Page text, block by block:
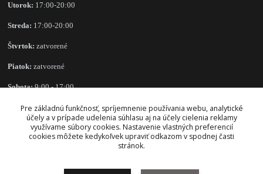
Utorok: 17:00-20:00
Streda: 17:00-20:00
Štvrtok: zatvorené
Piatok: zatvorené
Sobota:9:00 - 17:00
Nedeľa: zatvorené
Pre základnú funkčnosť, spríjemnenie používania webu, analytické
účely a v prípade udelenia súhlasu aj na účely cielenia reklamy
využívame súbory cookies. Nastavenie vlastných preferencií
cookies môžete kedykoľvek upraviť odkazom v spodnej časti
stránok.